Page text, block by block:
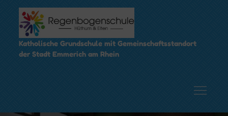
content
Katholische Grundschule mit Gemeinschaftsstandort
der Stadt Emmerich am Rhein